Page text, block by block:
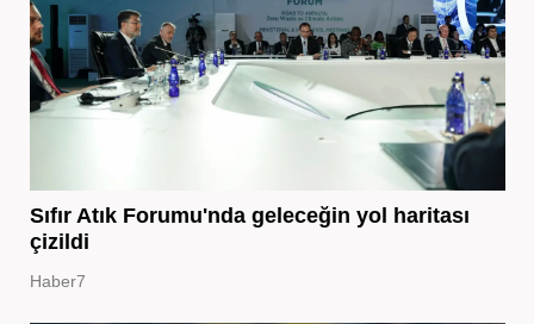
Sıfır Atık Forumu'nda geleceğin yol haritası
çizildi
Haber7